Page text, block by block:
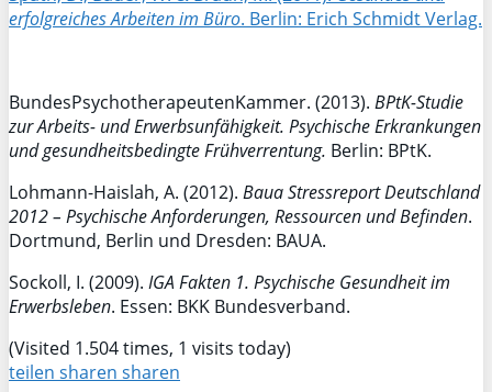
erfolgreiches Arbeiten im Büro. Berlin: Erich Schmidt Verlag.
BundesPsychotherapeutenKammer. (2013). BPtK-Studie
zur Arbeits- und Erwerbsunfähigkeit. Psychische Erkrankungen
und gesundheitsbedingte Frühverrentung. Berlin: BPtK.
Lohmann-Haislah, A. (2012). BauaStressreport Deutschland
2012 – Psychische Anforderungen, Ressourcen und Befinden.
Dortmund, Berlin und Dresden: BAUA.
Sockoll, I. (2009). IGA Fakten 1. Psychische Gesundheit im
Erwerbsleben. Essen: BKK Bundesverband.
(Visited 1.504 times, 1 visits today)
teilen sharen sharen